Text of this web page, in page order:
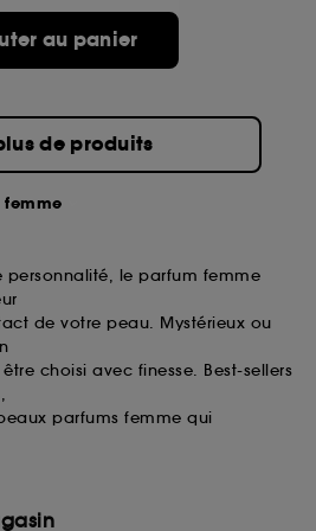
au panier
de produits
femme
personnalité, le parfum femme
de votre peau. Mystérieux ou
choisi avec finesse. Best-sellers
parfums femme qui
au bouton "personnaliser mes
décider de "tout accepter".
les informations de
lors de votre activité en ligne
refuser tous les cookies, cliques
Voous pouvez à tout
d'information sur les cookies